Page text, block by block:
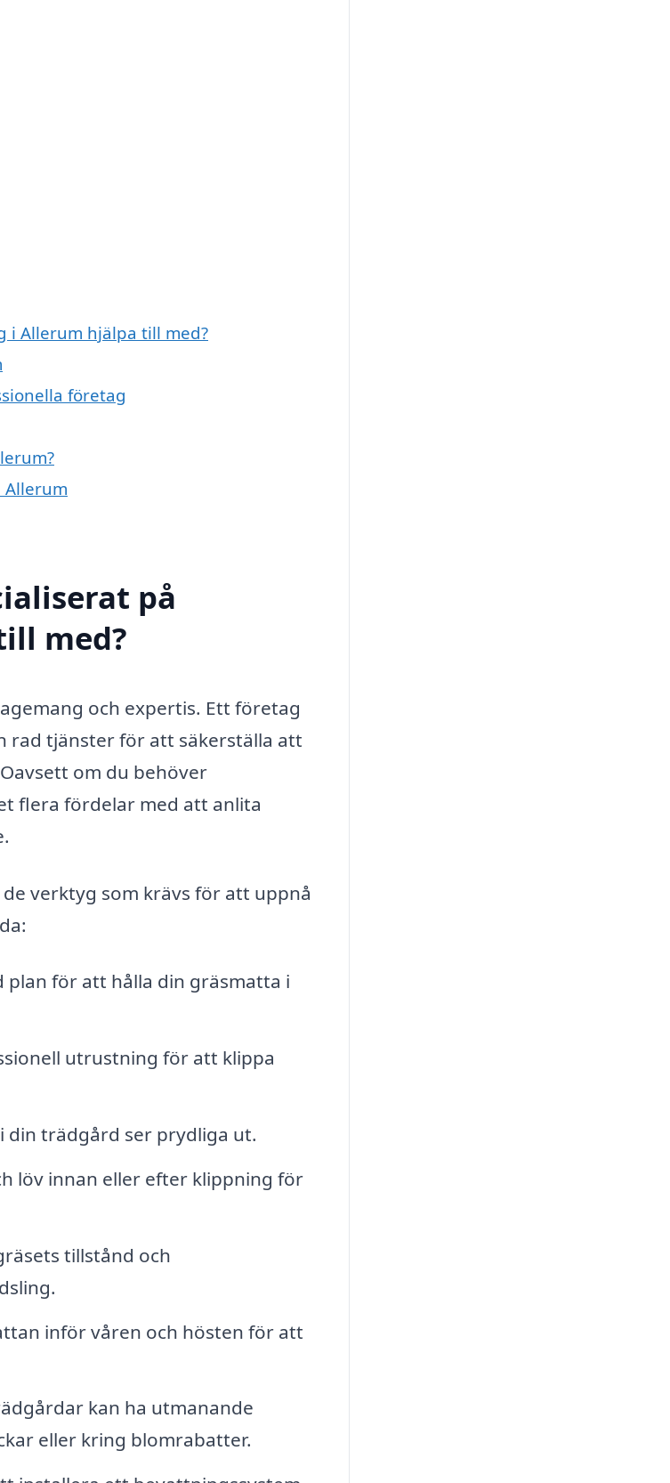
i Allerum hjälpa till med?
företag
på
med?
och expertis. Ett företag
rad tjänster för att säkerställa att
om du behöver
flera fördelar med att anlita
verktyg som krävs för att uppnå
plan för att hålla din gräsmatta i
utrustning för att klippa
din trädgård ser prydliga ut.
löv innan eller efter klippning för
tillstånd och
inför våren och hösten för att
kan ha utmanande
eller kring blomrabatter.